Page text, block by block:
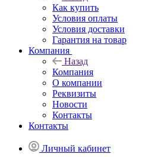
Как купить
Условия оплаты
Условия доставки
Гарантия на товар
Компания
Назад
Компания
О компании
Реквизиты
Новости
Контакты
Контакты
Личный кабинет